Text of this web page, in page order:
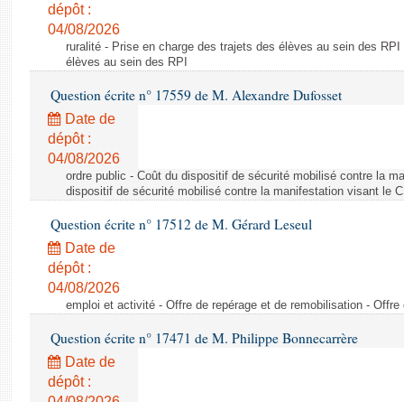
dépôt :
04/08/2026
ruralité - Prise en charge des trajets des élèves au sein des
élèves au sein des RPI
Question écrite n° 17559 de M. Alexandre Dufosset
Date de
dépôt :
04/08/2026
ordre public - Coût du dispositif de sécurité mobilisé contre la
dispositif de sécurité mobilisé contre la manifestation visant le
Question écrite n° 17512 de M. Gérard Leseul
Date de
dépôt :
04/08/2026
emploi et activité - Offre de repérage et de remobilisation -
Question écrite n° 17471 de M. Philippe Bonnecarrère
Date de
dépôt :